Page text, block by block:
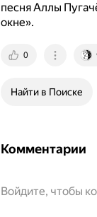
песня Аллы
окне».
0
Найти в Поиске
Комментарии
Войдите, чтобы